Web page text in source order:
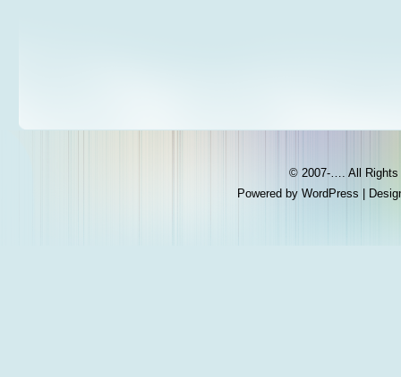
© 2007-…. All
Powered by WordPress |